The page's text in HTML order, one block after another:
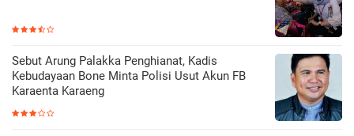
Sebut Arung Palakka Penghianat, Kadis
Kebudayaan Bone Minta Polisi Usut Akun FB
Karaenta Karaeng